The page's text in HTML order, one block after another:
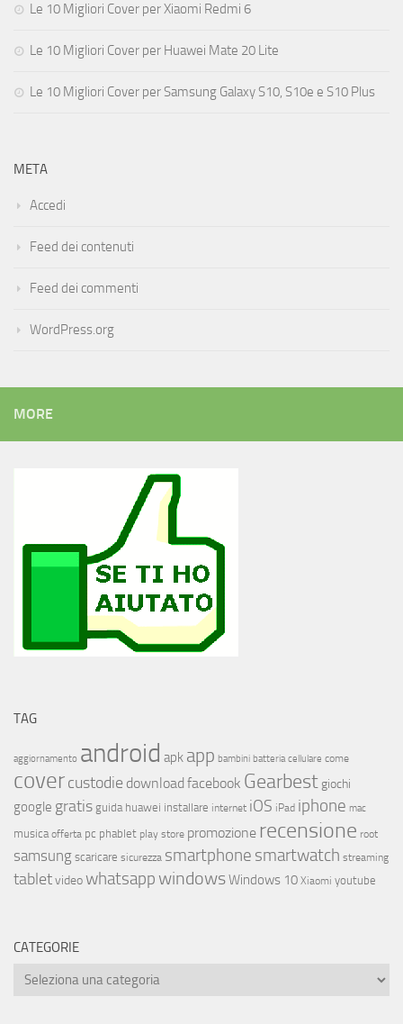
Le 10 Migliori Cover per Xiaomi Redmi 6
Le 10 Migliori Cover per Huawei Mate 20 Lite
Le 10 Migliori Cover per Samsung Galaxy S10, S10e e S10 Plus
META
Accedi
Feed dei contenuti
Feed dei commenti
WordPress.org
MORE
TAG
aggiornamento android apk app bambini batteria cellulare come
covercustodie download facebook Gearbest giochi
google gratis guida huawei installare internet iOS iPad iphone mac
musica offerta pc phablet play store promozione recensione root
samsungscaricare sicurezza smartphone smartwatch streaming
tabletvideowhatsappwindowsWindows 10 Xiaomi youtube
CATEGORIE